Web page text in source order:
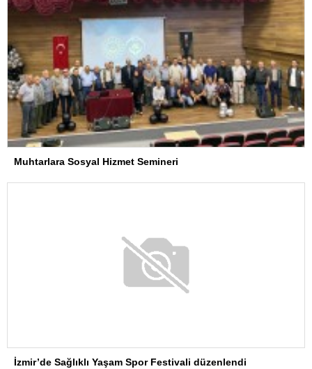
Muhtarlara Sosyal Hizmet Semineri
İzmir’de Sağlıklı Yaşam Spor Festivali düzenlendi